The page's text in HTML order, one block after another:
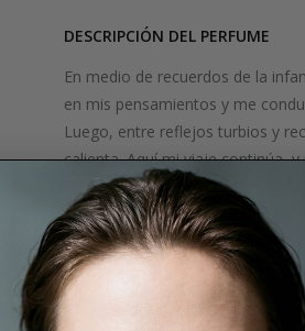
DESCRIPCIÓN DEL PERFUME
En medio de recuerdos de la
en mis pensamientos y me
Luego, entre reflejos turbios y
calienta. Aquí mi viaje continúa,
los caminos de mi ser.
SOBRE LA MARCA SIMONE